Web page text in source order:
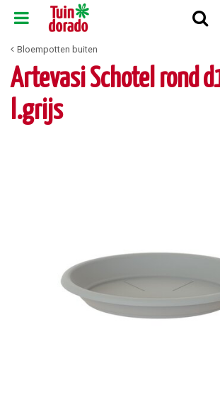
Bloempotten buiten
Artevasi Schotel rond
l.grijs